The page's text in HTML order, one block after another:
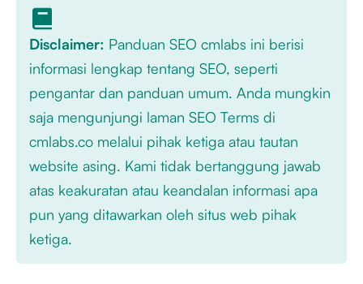
Disclaimer: Panduan SEO cmlabs ini berisi
informasi lengkap tentang SEO, seperti
pengantar dan panduan umum. Anda mungkin
saja mengunjungi laman SEO Terms di
cmlabs.co melalui pihak ketiga atau tautan
website asing. Kami tidak bertanggung jawab
atas keakuratan atau keandalan informasi apa
pun yang ditawarkan oleh situs web pihak
ketiga.